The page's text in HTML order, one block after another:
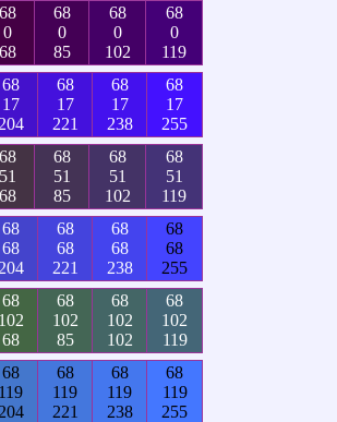
68
0
68
68
0
85
68
0
102
68
0
119
68
17
204
68
17
221
68
17
238
68
17
255
68
51
68
68
51
85
68
51
102
68
51
119
68
68
204
68
68
221
68
68
238
68
68
255
68
102
68
68
102
85
68
102
102
68
102
119
68
119
204
68
119
221
68
119
238
68
119
255